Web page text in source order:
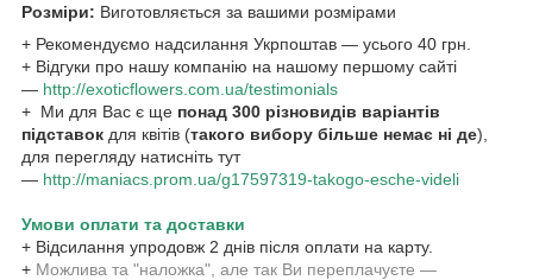
Розміри: Виготовляється за вашими розмірами
+ Рекомендуємо надсилання Укрпоштав — усього 40 грн.
+ Відгуки про нашу компанію на нашому першому сайті
— http://exoticflowers.com.ua/testimonials
+ Ми для Вас є ще понад 300 різновидів варіантів
підставок для квітів (такого вибору більше немає ні де),
для перегляду натисніть тут
— http://maniacs.prom.ua/g17597319-takogo-esche-videli
Умови оплати та доставки
+ Відсилання упродовж 2 днів після оплати на карту.
+ Можлива та "наложка", але так Ви переплачуєте —